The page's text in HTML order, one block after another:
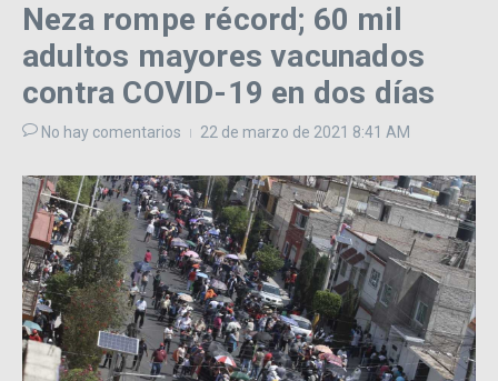
Neza rompe récord; 60 mil
adultos mayores vacunados
contra COVID-19 en dos días
No hay comentarios 22 de marzo de 2021 8:41 AM